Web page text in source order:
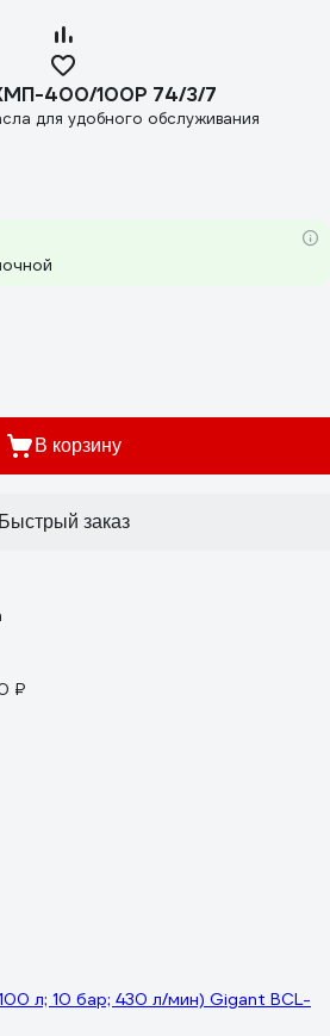
400/100P 74/3/7
для удобного обслуживания
В корзину
Быстрый заказ
₽
л; 10 бар; 430 л/мин) Gigant BCL-